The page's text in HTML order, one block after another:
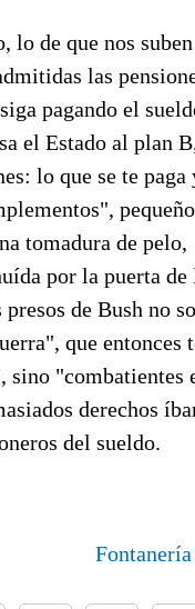
lo de que nos
las
pagando el
el Estado al plan
lo que se te paga
tomadura de pelo,
por la puerta de
de Bush no
que entonces
sino "combatientes
derechos
del sueldo.